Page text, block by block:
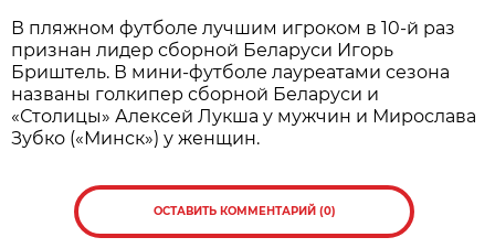
В пляжном футболе лучшим игроком в 10-й раз
признан лидер сборной Беларуси Игорь
Бриштель. В мини-футболе лауреатами сезона
названы голкипер сборной Беларуси и
«Столицы» Алексей Лукша у мужчин и Мирослава
Зубко («Минск») у женщин.
ОСТАВИТЬ КОММЕНТАРИЙ (0)